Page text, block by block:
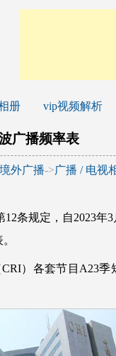
册 vip视频解析
广播频率表
境外广播->广播 / 电视
条规定，自2023年
）各套节目A23